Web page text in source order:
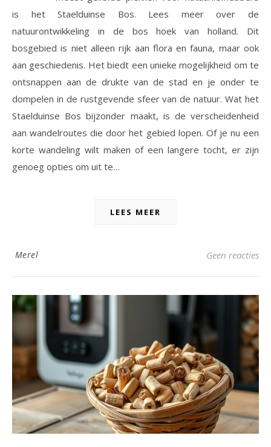
is het Staelduinse Bos. Lees meer over de
natuurontwikkeling in de bos hoek van holland. Dit
bosgebied is niet alleen rijk aan flora en fauna, maar ook
aan geschiedenis. Het biedt een unieke mogelijkheid om te
ontsnappen aan de drukte van de stad en je onder te
dompelen in de rustgevende sfeer van de natuur. Wat het
Staelduinse Bos bijzonder maakt, is de verscheidenheid
aan wandelroutes die door het gebied lopen. Of je nu een
korte wandeling wilt maken of een langere tocht, er zijn
genoeg opties om uit te…
LEES MEER
Merel Geen reacties